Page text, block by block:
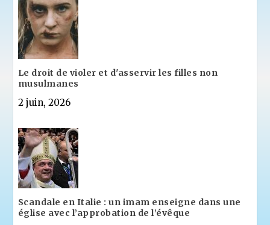
Le droit de violer et d'asservir les filles non
musulmanes
2 juin, 2026
Scandale en Italie : un imam enseigne dans une
église avec l’approbation de l’évêque